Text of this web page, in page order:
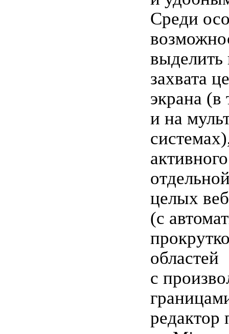
Среди
выделить
захвата
экрана (в
и на
целых
(с
областей
с
редактор